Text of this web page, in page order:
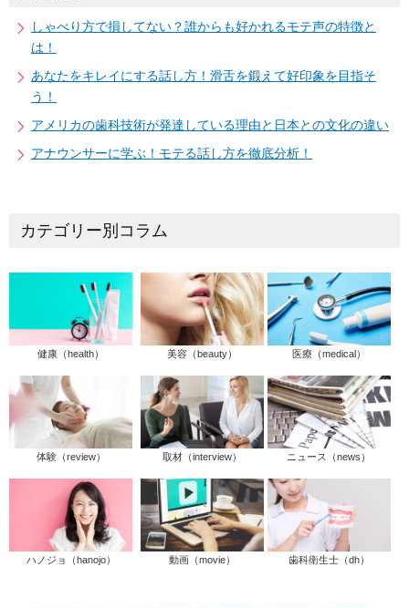
しゃべり方で損してない？誰からも好かれるモテ声の特徴と
は！
あなたをキレイにする話し方！滑舌を鍛えて好印象を目指そ
う！
アメリカの歯科技術が発達している理由と日本との文化の違い
アナウンサーに学ぶ！モテる話し方を徹底分析！
カテゴリー別コラム
健康（health） 美容（beauty） 医療（medical）
体験（review） 取材（interview） ニュース（news）
ハノジョ（hanojo） 動画（movie） 歯科衛生士（dh）